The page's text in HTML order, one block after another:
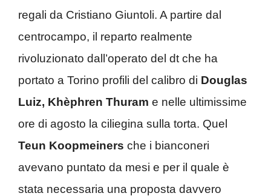
regali da Cristiano Giuntoli. A partire dal
centrocampo, il reparto realmente
rivoluzionato dall’operato del dt che ha
portato a Torino profili del calibro di Douglas
Luiz, Khèphren Thuram e nelle ultimissime
ore di agosto la ciliegina sulla torta. Quel
Teun Koopmeiners che i bianconeri
avevano puntato da mesi e per il quale è
stata necessaria una proposta davvero